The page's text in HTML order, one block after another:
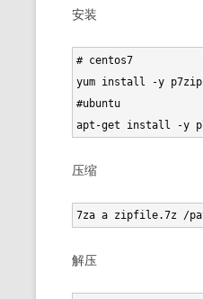
安装
# centos7
yum install -y p7zip
#ubuntu
压缩
解压